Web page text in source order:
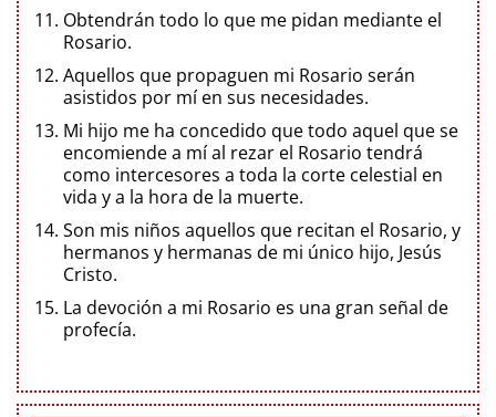
Obtendrán todo lo que me pidan mediante el
Rosario.
Aquellos que propaguen mi Rosario serán
asistidos por mí en sus necesidades.
Mi hijo me ha concedido que todo aquel que se
encomiende a mí al rezar el Rosario tendrá
como intercesores a toda la corte celestial en
vida y a la hora de la muerte.
Son mis niños aquellos que recitan el Rosario, y
hermanos y hermanas de mi único hijo, Jesús
Cristo.
La devoción a mi Rosario es una gran señal de
profecía.